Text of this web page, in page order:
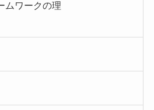
ムワークの理